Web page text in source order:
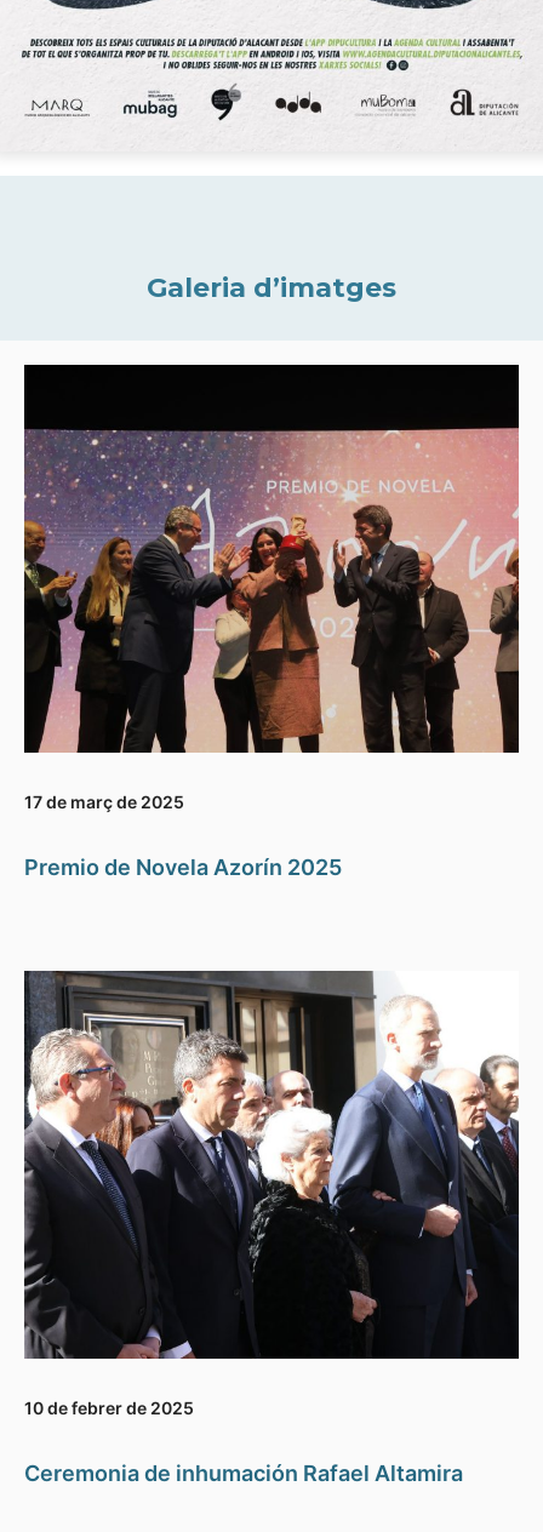
Galeria d’imatges
17 de març de 2025
Premio de Novela Azorín 2025
10 de febrer de 2025
Ceremonia de inhumación Rafael Altamira